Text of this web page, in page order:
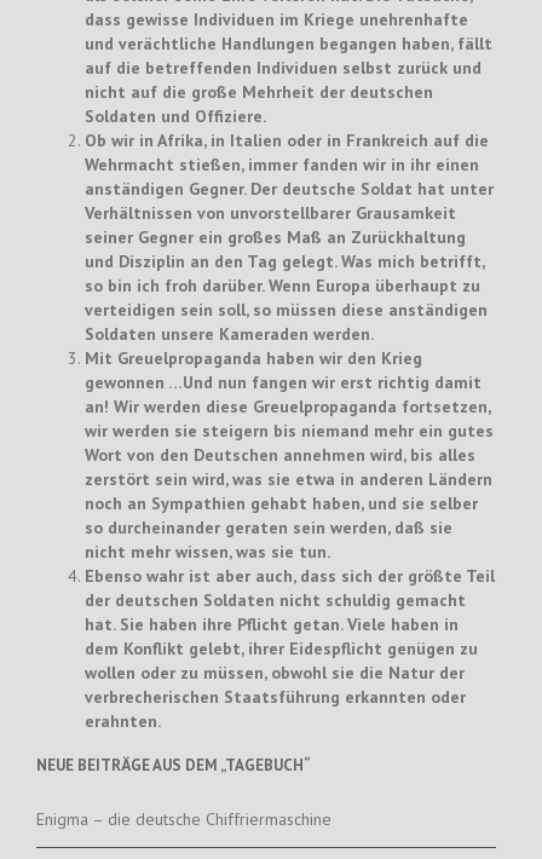
dass gewisse Individuen im Kriege unehrenhafte
und verächtliche Handlungen begangen haben, fällt
auf die betreffenden Individuen selbst zurück und
nicht auf die große Mehrheit der deutschen
Soldaten und Offiziere.
Ob wir in Afrika, in Italien oder in Frankreich auf die
Wehrmacht stießen, immer fanden wir in ihr einen
anständigen Gegner. Der deutsche Soldat hat unter
Verhältnissen von unvorstellbarer Grausamkeit
seiner Gegner ein großes Maß an Zurückhaltung
und Disziplin an den Tag gelegt. Was mich betrifft,
so bin ich froh darüber. Wenn Europa überhaupt zu
verteidigen sein soll, so müssen diese anständigen
Soldaten unsere Kameraden werden.
Mit Greuelpropaganda haben wir den Krieg
gewonnen …Und nun fangen wir erst richtig damit
an! Wir werden diese Greuelpropaganda fortsetzen,
wir werden sie steigern bis niemand mehr ein gutes
Wort von den Deutschen annehmen wird, bis alles
zerstört sein wird, was sie etwa in anderen Ländern
noch an Sympathien gehabt haben, und sie selber
so durcheinander geraten sein werden, daß sie
nicht mehr wissen, was sie tun.
Ebenso wahr ist aber auch, dass sich der größte Teil
der deutschen Soldaten nicht schuldig gemacht
hat. Sie haben ihre Pflicht getan. Viele haben in
dem Konflikt gelebt, ihrer Eidespflicht genügen zu
wollen oder zu müssen, obwohl sie die Natur der
verbrecherischen Staatsführung erkannten oder
erahnten.
NEUE BEITRÄGE AUS DEM „TAGEBUCH“
Enigma – die deutsche Chiffriermaschine